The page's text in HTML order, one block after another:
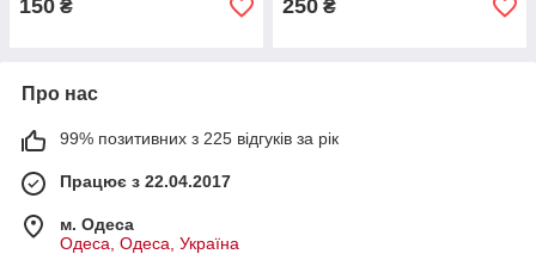
150 ₴ 250 ₴
Про нас
99% позитивних з 225 відгуків за рік
Працює з 22.04.2017
м. Одеса
Одеса, Одеса, Україна